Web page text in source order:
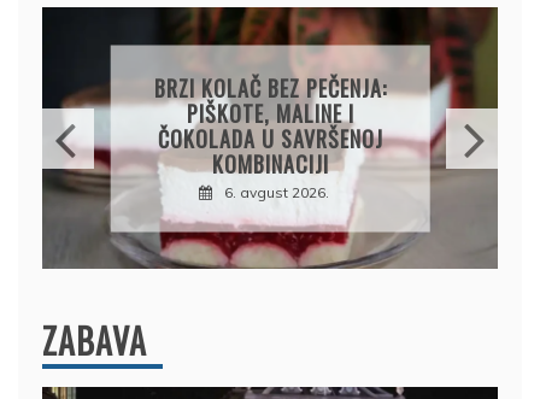
PAPRIKE SA MESOM I
PIRINČEM NA KAŠIKU:
SOČAN I JEDNOSTAVAN
RUČAK IZ JEDNE ŠERPE
7. avgust 2026.
ZABAVA